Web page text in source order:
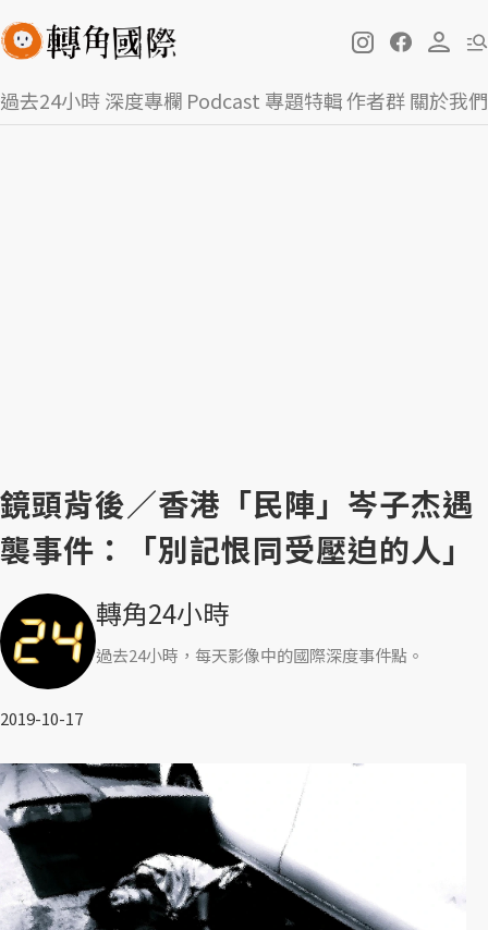
過去24小時深度專欄 Podcast 專題特輯作者群關於我們
鏡頭背後／香港「民陣」岑子杰遇
襲事件：「別記恨同受壓迫的人」
轉角24小時
過去24小時，每天影像中的國際深度事件點。
2019-10-17